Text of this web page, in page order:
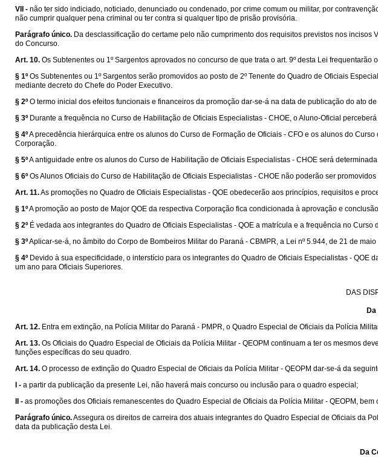
VII - não ter sido indiciado, noticiado, denunciado ou condenado, por crime comum ou militar, por
não cumprir qualquer pena criminal ou ter contra si qualquer tipo de prisão provisória.
Parágrafo único. Da desclassificação do certame pelo não cumprimento dos requisitos previstos nos
do Concurso.
Art. 10. Os Subtenentes ou 1º Sargentos aprovados no concurso de que trata o art. 9º desta Lei
§ 1º Os Subtenentes ou 1º Sargentos serão promovidos ao posto de 2º Tenente do Quadro de Oficiais
mediante decreto do Chefe do Poder Executivo.
§ 2º O termo inicial dos efeitos funcionais e financeiros da promoção dar-se-á na data de publicação do ato
§ 3º Durante a frequência no Curso de Habilitação de Oficiais Especialistas - CHOE, o Aluno-Oficial
§ 4ºA precedência hierárquica entre os alunos do Curso de Formação de Oficiais - CFO e os alunos do
Corporação.
§ 5ºA antiguidade entre os alunos do Curso de Habilitação de Oficiais Especialistas - CHOE será
§ 6º Os Alunos Oficiais do Curso de Habilitação de Oficiais Especialistas - CHOE não poderão ser
Art. 11.As promoções no Quadro de Oficiais Especialistas - QOE obedecerão aos princípios, requisitos e
§ 1ºA promoção ao posto de Major QOE da respectiva Corporação fica condicionada à aprovação e
§ 2º É vedada aos integrantes do Quadro de Oficiais Especialistas - QOE a matrícula e a frequência no Curso
§ 3ºAplicar-se-á, no âmbito do Corpo de Bombeiros Militar do Paraná - CBMPR, a Lei nº 5.944, de 21 de
§ 4º Devido à sua especificidade, o interstício para os integrantes do Quadro de Oficiais Especialistas -
um ano para Oficiais Superiores.
DAS
Art. 12. Entra em extinção, na Polícia Militar do Paraná - PMPR, o Quadro Especial de Oficiais da Polícia
Art. 13. Os Oficiais do Quadro Especial de Oficiais da Polícia Militar - QEOPM continuam a ter os mesmos
funções específicas do seu quadro.
Art. 14. O processo de extinção do Quadro Especial de Oficiais da Polícia Militar - QEOPM dar-se-á da
I - a partir da publicação da presente Lei, não haverá mais concurso ou inclusão para o quadro especial;
II - as promoções dos Oficiais remanescentes do Quadro Especial de Oficiais da Polícia Militar - QEOPM,
Parágrafo único.Assegura os direitos de carreira dos atuais integrantes do Quadro Especial de Oficiais da
data da publicação desta Lei.
Da